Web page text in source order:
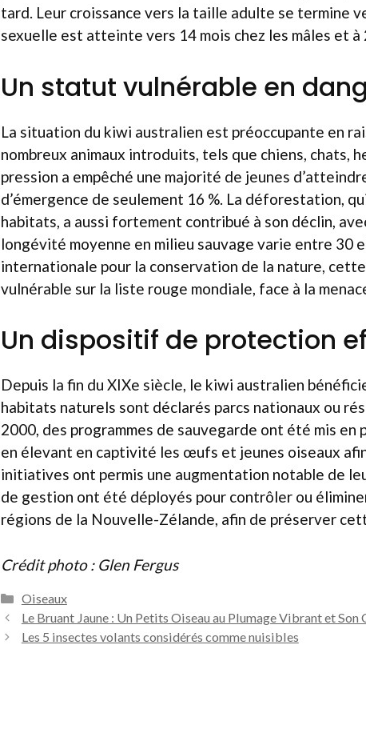
tard. Leur croissance vers la taille adulte se termine
sexuelle est atteinte vers 14 mois chez les mâles et à
Un statut vulnérable en
La situation du kiwi australien est préoccupante en
nombreux animaux introduits, tels que chiens, chats,
pression a empêché une majorité de jeunes
d’émergence de seulement 16 %. La déforestation,
habitats, a aussi fortement contribué à son déclin,
longévité moyenne en milieu sauvage varie entre 30
internationale pour la conservation de la nature,
vulnérable sur la liste rouge mondiale, face à la
Un dispositif de protection
Depuis la fin du XIXe siècle, le kiwi australien
habitats naturels sont déclarés parcs nationaux ou
2000, des programmes de sauvegarde ont été mis
en élevant en captivité les œufs et jeunes oiseaux
initiatives ont permis une augmentation notable de
de gestion ont été déployés pour contrôler ou
régions de la Nouvelle-Zélande, afin de préserver
Crédit photo : Glen Fergus
Catégories
Oiseaux
Le Bruant Jaune : Un Petits Oiseau au Plumage Vibrant et Son
Les 5 insectes volants considérés comme nuisibles